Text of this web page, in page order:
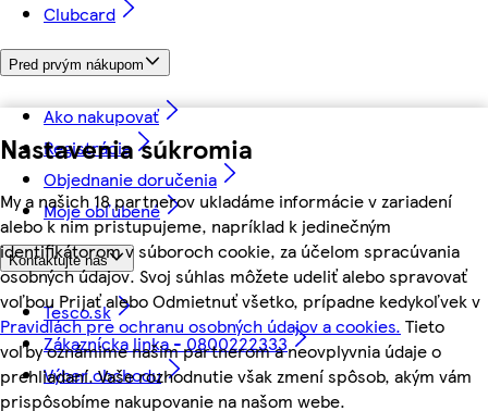
Nastavenia súkromia
My a našich 18 partnerov ukladáme informácie v zariadení
alebo k nim pristupujeme, napríklad k jedinečným
identifikátorom v súboroch cookie, za účelom spracúvania
osobných údajov. Svoj súhlas môžete udeliť alebo spravovať
voľbou Prijať alebo Odmietnuť všetko, prípadne kedykoľvek v
Pravidlách pre ochranu osobných údajov a cookies. Tieto
voľby oznámime našim partnerom a neovplyvnia údaje o
prehliadaní. Vaše rozhodnutie však zmení spôsob, akým vám
prispôsobíme nakupovanie na našom webe.
Clubcard
Pred prvým nákupom
Ako nakupovať
Registrácia
Objednanie doručenia
Moje obľúbené
Kontaktujte nás
Tesco.sk
Zákaznícka linka - 0800222333
Výber obchodu